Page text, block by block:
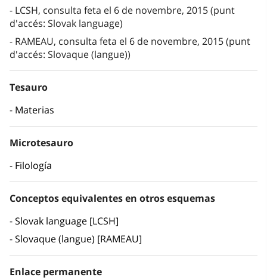
LCSH, consulta feta el 6 de novembre, 2015 (punt
d'accés: Slovak language)
RAMEAU, consulta feta el 6 de novembre, 2015 (punt
d'accés: Slovaque (langue))
Tesauro
Materias
Microtesauro
Filología
Conceptos equivalentes en otros esquemas
Slovak language [LCSH]
Slovaque (langue) [RAMEAU]
Enlace permanente